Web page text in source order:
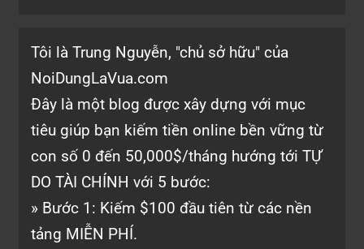
Tôi là Trung Nguyễn, "chủ sở hữu" của
NoiDungLaVua.com
Đây là một blog được xây dựng với mục
tiêu giúp bạn kiếm tiền online bền vững từ
con số 0 đến 50,000$/tháng hướng tới TỰ
DO TÀI CHÍNH với 5 bước:
» Bước 1: Kiếm $100 đầu tiên từ các nền
tảng MIỄN PHÍ.